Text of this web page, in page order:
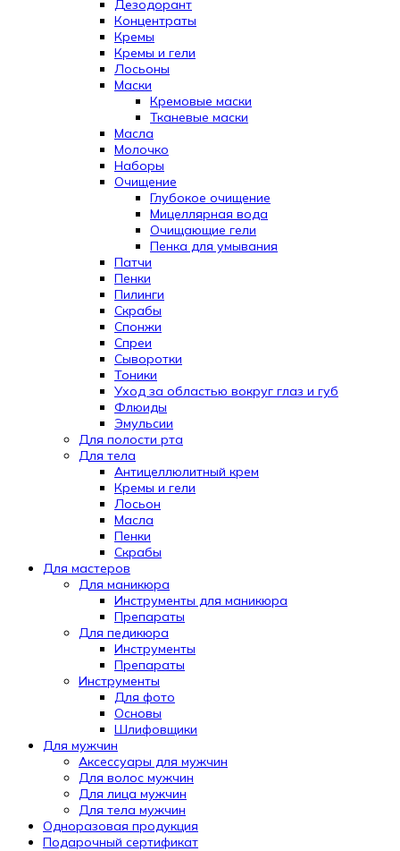
Дезодорант
Концентраты
Кремы
Кремы и гели
Лосьоны
Маски
Кремовые маски
Тканевые маски
Масла
Молочко
Наборы
Очищение
Глубокое очищение
Мицеллярная вода
Очищающие гели
Пенка для умывания
Патчи
Пенки
Пилинги
Скрабы
Спонжи
Спреи
Сыворотки
Тоники
Уход за областью вокруг глаз и губ
Флюиды
Эмульсии
Для полости рта
Для тела
Антицеллюлитный крем
Кремы и гели
Лосьон
Масла
Пенки
Скрабы
Для мастеров
Для маникюра
Инструменты для маникюра
Препараты
Для педикюра
Инструменты
Препараты
Инструменты
Для фото
Основы
Шлифовщики
Для мужчин
Аксессуары для мужчин
Для волос мужчин
Для лица мужчин
Для тела мужчин
Одноразовая продукция
Подарочный сертификат